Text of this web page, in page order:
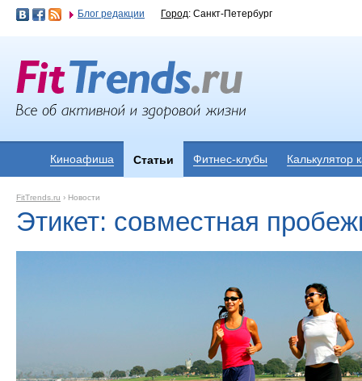
Блог редакции Город: Санкт-Петербург
Киноафиша Статьи Фитнес-клубы Калькулятор
FitTrends.ru › Новости
Этикет: совместная